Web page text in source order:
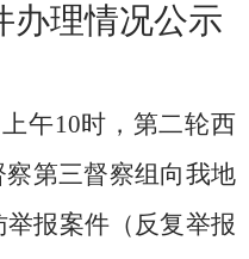
办理情况公示
午10时，第二轮西
第三督察组向我地
举报案件（反复举报